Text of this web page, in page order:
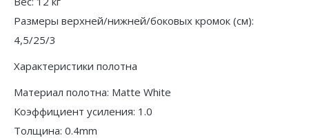
Размеры верхней/нижней/боковых кромок (см):
4,5/25/3
Характеристики полотна
Материал полотна: Matte White
Коэффициент усиления: 1.0
Толщина: 0.4mm